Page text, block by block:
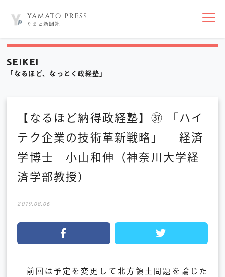
nav
SEIKEI
「なるほど、なっとく政経塾」
【なるほど納得政経塾】㊲ 「ハイ
テク企業の技術革新戦略」 経済
学博士 小山和伸（神奈川大学経
済学部教授）
2019.08.06
前回は予定を変更して北方領土問題を論じた